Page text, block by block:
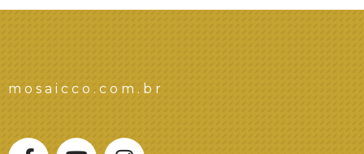
mosaicco.com.br